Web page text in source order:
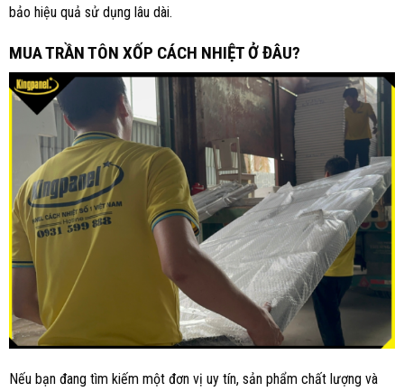
bảo hiệu quả sử dụng lâu dài.
MUA TRẦN TÔN XỐP CÁCH NHIỆT Ở ĐÂU?
Nếu bạn đang tìm kiếm một đơn vị uy tín, sản phẩm chất lượng và